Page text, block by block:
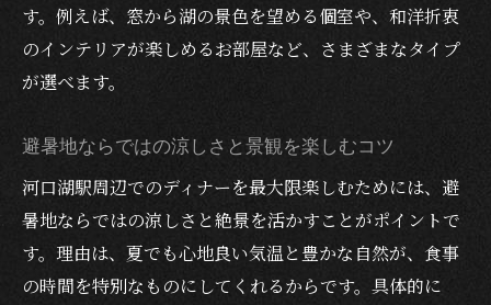
す。例えば、窓から湖の景色を望める個室や、和洋折衷
のインテリアが楽しめるお部屋など、さまざまなタイプ
が選べます。
避暑地ならではの涼しさと景観を楽しむコツ
河口湖駅周辺でのディナーを最大限楽しむためには、避
暑地ならではの涼しさと絶景を活かすことがポイントで
す。理由は、夏でも心地良い気温と豊かな自然が、食事
の時間を特別なものにしてくれるからです。具体的に